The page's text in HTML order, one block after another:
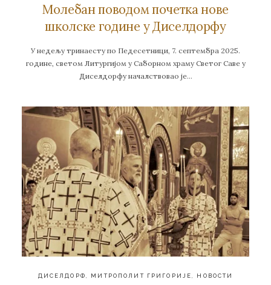
Молебан поводом почетка нове
школске године у Диселдорфу
У недељу тринаесту по Педесетници, 7. септембра 2025.
године, светом Литургијом у Саборном храму Светог Саве у
Диселдорфу началствовао је…
ДИСЕЛДОРФ МИТРОПОЛИТ ГРИГОРИЈЕ НОВОСТИ